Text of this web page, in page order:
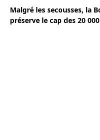
Malgré les secousses, la
préserve le cap des 20